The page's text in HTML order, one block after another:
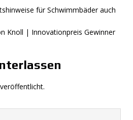
für Schwimmbäder auch
Knoll | Innovationpreis Gewinner